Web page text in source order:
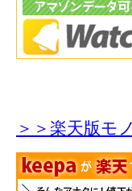
＞＞楽天版モ